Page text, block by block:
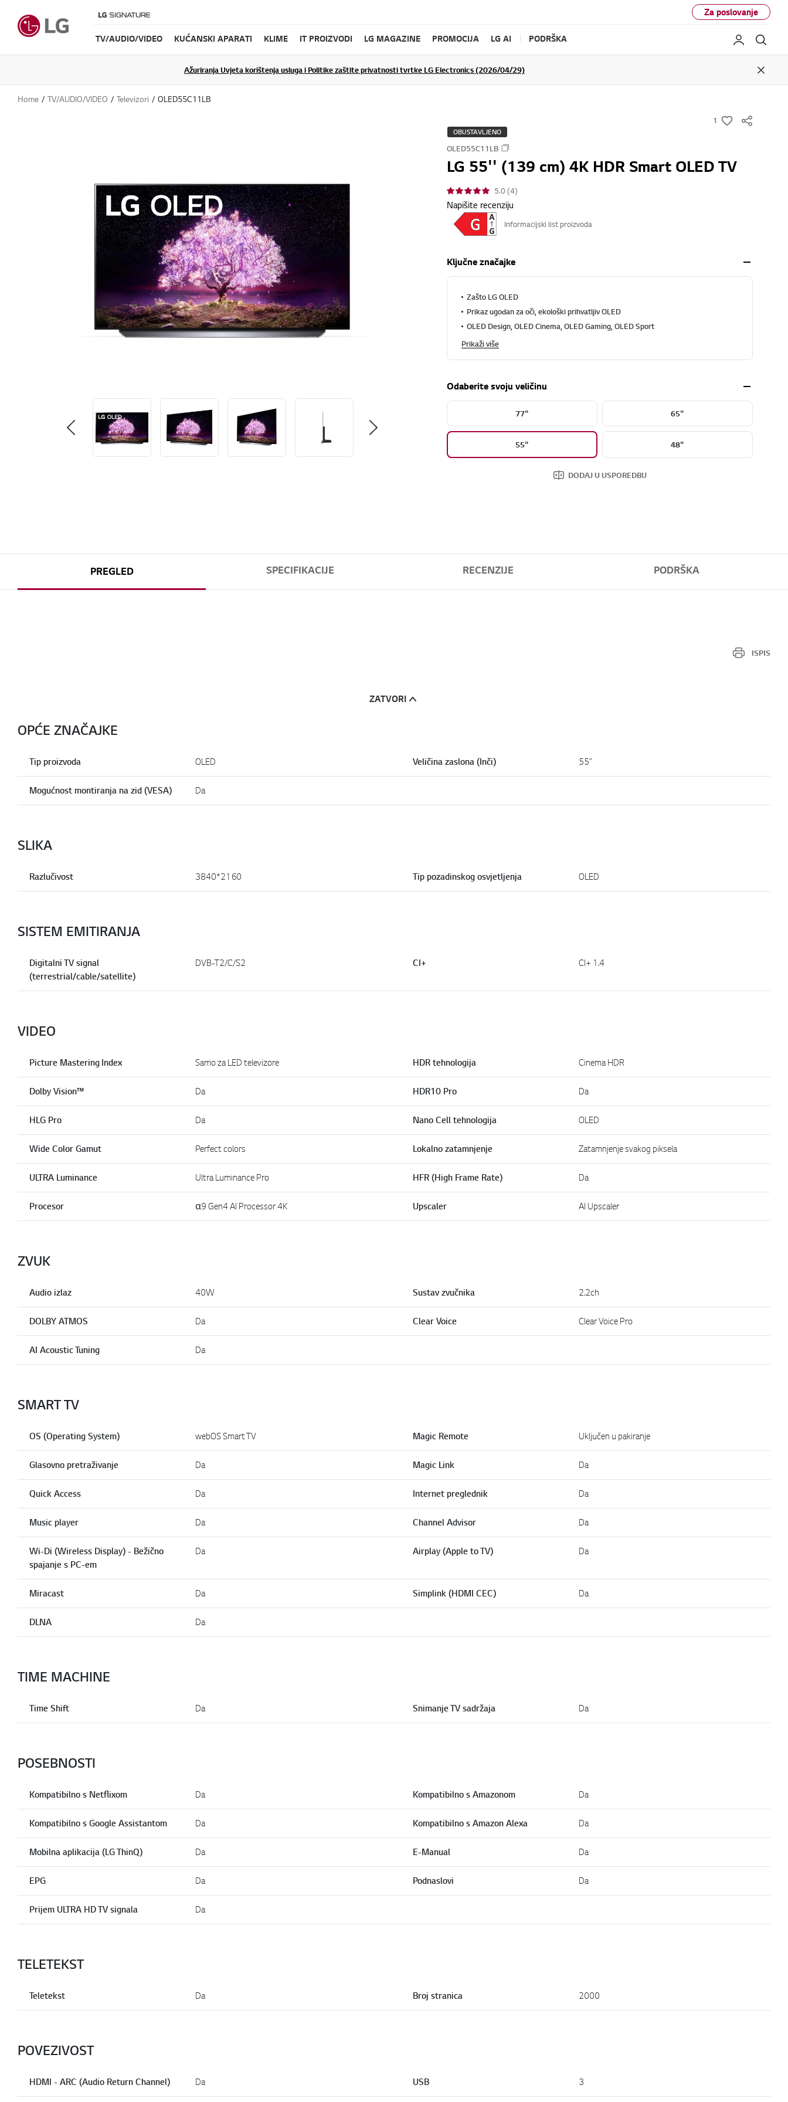
Za poslovanje
TV/AUDIO/VIDEO KUĆANSKI APARATI KLIME IT PROIZVODI LG MAGAZINE PROMOCIJA LG AI PODRŠKA My LG
Ažuriranja Uvjeta korištenja usluga i Politike zaštite privatnosti tvrtke LG Electronics (2026/04/29)
Close
Home TV/AUDIO/VIDEO Televizori OLED55C11LB
1
w
h
OBUSTAVLJENO
OLED55C11LB
LG 55'' (139 cm) 4K HDR Smart OLED TV
5.0 (4)
Napišite recenziju
Informacijski list proizvoda
Ključne značajke
Zašto LG OLED
Prikaz ugodan za oči, ekološki prihvatljiv OLED
OLED Design, OLED Cinema, OLED Gaming, OLED Sport
Prikaži više
Odaberite svoju veličinu
77" 65"
55" 48"
DODAJ U USPOREDBU
PREGLED SPECIFIKACIJE RECENZIJE PODRŠKA
ISPIS
ZATVORI
OPĆE ZNAČAJKE
Tip proizvoda OLED Veličina zaslona (Inči) 55"
Mogućnost montiranja na zid (VESA) Da
SLIKA
Razlučivost 3840*2160 Tip pozadinskog osvjetljenja OLED
SISTEM EMITIRANJA
Digitalni TV signal
(terrestrial/cable/satellite)
DVB-T2/C/S2 CI+ CI+ 1.4
VIDEO
Picture Mastering Index Samo za LED televizore HDR tehnologija Cinema HDR
Dolby Vision™ Da HDR10 Pro Da
HLG Pro Da Nano Cell tehnologija OLED
Wide Color Gamut Perfect colors Lokalno zatamnjenje Zatamnjenje svakog piksela
ULTRA Luminance Ultra Luminance Pro HFR (High Frame Rate) Da
Procesor α9 Gen4 AI Processor 4K Upscaler AI Upscaler
ZVUK
Audio izlaz 40W Sustav zvučnika 2.2ch
DOLBY ATMOS Da Clear Voice Clear Voice Pro
AI Acoustic Tuning Da
SMART TV
OS (Operating System) webOS Smart TV Magic Remote Uključen u pakiranje
Glasovno pretraživanje Da Magic Link Da
Quick Access Da Internet preglednik Da
Music player Da Channel Advisor Da
Wi-Di (Wireless Display) - Bežično
spajanje s PC-em
Da Airplay (Apple to TV) Da
Miracast Da Simplink (HDMI CEC) Da
DLNA Da
TIME MACHINE
Time Shift Da Snimanje TV sadržaja Da
POSEBNOSTI
Kompatibilno s Netflixom Da Kompatibilno s Amazonom Da
Kompatibilno s Google Assistantom Da Kompatibilno s Amazon Alexa Da
Mobilna aplikacija (LG ThinQ) Da E-Manual Da
EPG Da Podnaslovi Da
Prijem ULTRA HD TV signala Da
TELETEKST
Teletekst Da Broj stranica 2000
POVEZIVOST
HDMI - ARC (Audio Return Channel) Da USB 3